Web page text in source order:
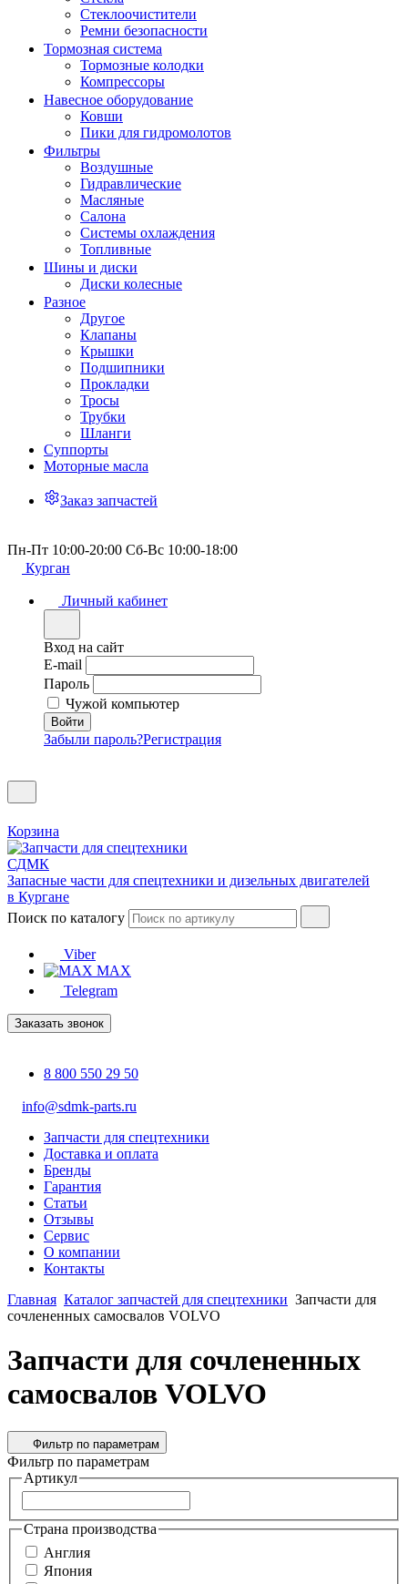
Стеклоочистители
Ремни безопасности
Тормозная система
Тормозные колодки
Компрессоры
Навесное оборудование
Ковши
Пики для гидромолотов
Фильтры
Воздушные
Гидравлические
Масляные
Салона
Системы охлаждения
Топливные
Шины и диски
Диски колесные
Разное
Другое
Клапаны
Крышки
Подшипники
Прокладки
Тросы
Трубки
Шланги
Суппорты
Моторные масла
Заказ запчастей
Пн-Пт 10:00-20:00 Сб-Вс 10:00-18:00
Курган
Личный кабинет
Вход на сайт
E-mail
Пароль
Чужой компьютер
Забыли пароль?Регистрация
Корзина
Запасные части для спецтехники и дизельных двигателей
в Кургане
Поиск по каталогу
Viber
MAX
Telegram
Заказать звонок
8 800 550 29 50
info@sdmk-parts.ru
Запчасти для спецтехники
Доставка и оплата
Бренды
Гарантия
Статьи
Отзывы
Сервис
О компании
Контакты
Главная Каталог запчастей для спецтехники Запчасти для
сочлененных самосвалов VOLVO
Запчасти для сочлененных
самосвалов VOLVO
Фильтр по параметрам
Фильтр по параметрам
Артикул
Страна производства
Англия
Япония